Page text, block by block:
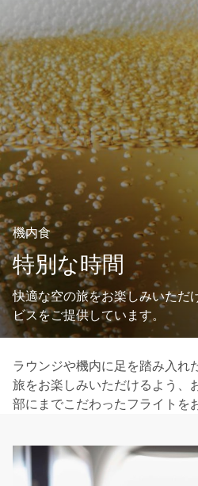
機内食
特別な時間
快適な空の旅をお楽しみいただ
ビスをご提供しています。
ラウンジや機内に足を踏み入れ
旅をお楽しみいただけるよう、
部にまでこだわったフライトを